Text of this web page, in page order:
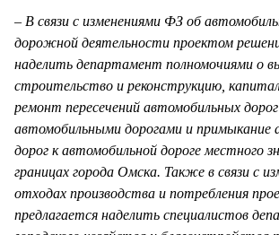
– В связи с изменениями ФЗ об
дорожной деятельности проектом
наделить департамент полномочиями о
строительство и реконструкцию,
ремонт пересечений автомобильных
автомобильными дорогами и примыкание
дорог к автомобильной дороге местного
границах города Омска. Также в связи с
отходах производства и потребления
предлагается наделить специалистов